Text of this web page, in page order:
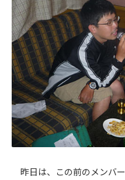
昨日は、この前のメンバ